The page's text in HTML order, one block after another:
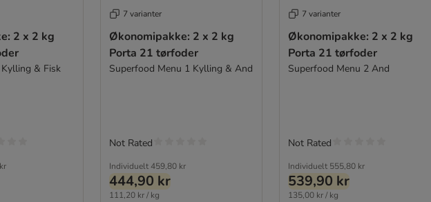
2 x 2 kg
& Fisk
7 varianter
Økonomipakke: 2 x 2 kg
Porta 21 tørfoder
Superfood Menu 1 Kylling & And
Individuelt 459,80 kr
444,90 kr
111,20 kr / kg
Not Rated
7 varianter
Økonomipakke: 2 x 2 kg
Porta 21 tørfoder
Superfood Menu 2 And
Individuelt 555,80 kr
539,90 kr
135,00 kr / kg
Not Rated